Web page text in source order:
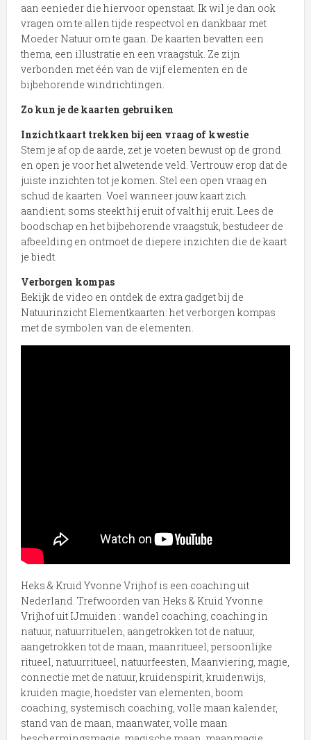
aan eenieder die hiervoor openstaat. Ik wil je dan ook
vragen om te allen tijde respectvol en dankbaar met
Moeder Natuur om te gaan. De kaarten bevatten een
thema, een illustratie en een vraagstuk. Ze zijn
verbonden met één van de vijf elementen en de
bijbehorende windrichtingen.
Zo kun je de kaarten gebruiken
Inzichtkaart trekken bij een vraag of kwestie
Stem je af op de aarde, zet je voeten bewust op de grond
en open je voor het alwetende veld. Vertrouw erop dat de
juiste inzichten tot je komen. Stel een open vraag en
schud de kaarten. Voel wanneer jouw kaart zich
aandient; soms steekt hij eruit of valt hij eruit. Lees de
boodschap en het bijbehorende vraagstuk, bestudeer de
afbeelding en ontmoet de diepere inzichten die de kaart
je biedt.
Verborgen kompas
Bekijk de video en ontdek de extra gadget bij de
Natuurinzicht Elementkaarten: het verborgen kompas
met de symbolen van de elementen.
Heks & Kruid Yvonne Vrijhof is een coaching uit
Nederland. Trefwoorden van Heks & Kruid Yvonne
Vrijhof uit IJmuiden : wandel coaching, coaching in
natuur, natuurrituelen, aangetrokken tot de natuur,
aangetrokken tot de maan, maanritueel, persoonlijke
ritueel, natuurritueel, natuurfeesten, Maanviering, magie,
connectie met de natuur, kruidenspirit, kruidenwijs,
kruiden magie, hoedster van elementen, boom
coaching, systemisch coaching, volle maan kalender,
stand van de maan, maanwater, volle maan